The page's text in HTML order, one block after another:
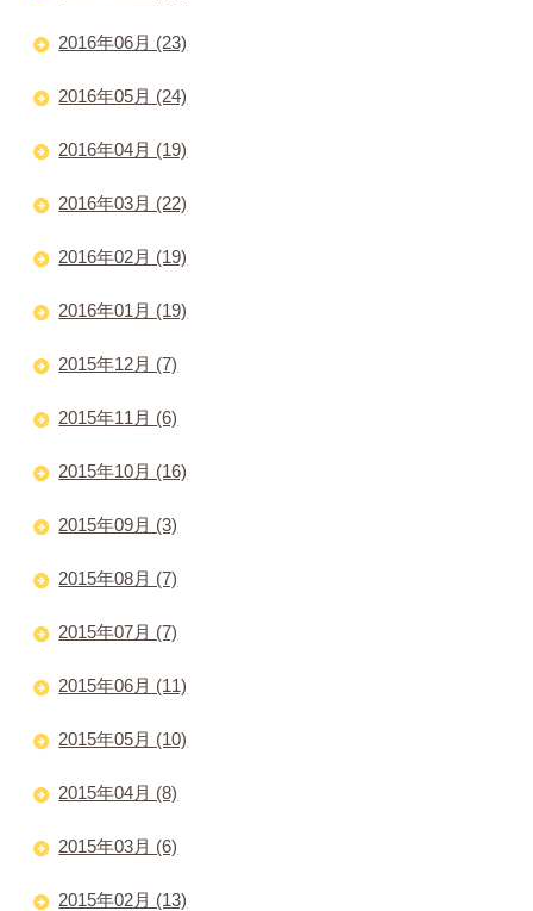
2016年06月 (23)
2016年05月 (24)
2016年04月 (19)
2016年03月 (22)
2016年02月 (19)
2016年01月 (19)
2015年12月 (7)
2015年11月 (6)
2015年10月 (16)
2015年09月 (3)
2015年08月 (7)
2015年07月 (7)
2015年06月 (11)
2015年05月 (10)
2015年04月 (8)
2015年03月 (6)
2015年02月 (13)